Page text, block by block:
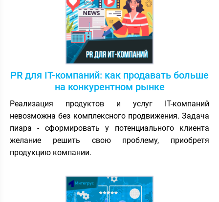
PR для IT-компаний: как продавать больше
на конкурентном рынке
Реализация продуктов и услуг IT-компаний
невозможна без комплексного продвижения. Задача
пиара - сформировать у потенциального клиента
желание решить свою проблему, приобретя
продукцию компании.